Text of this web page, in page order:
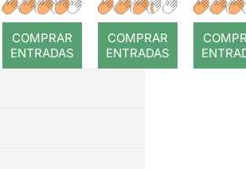
COMPRAR
ENTRADAS
COMPRAR
ENTRADAS